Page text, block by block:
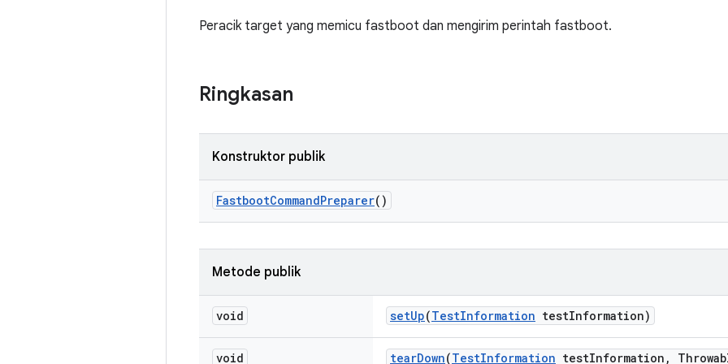
Peracik target yang memicu fastboot dan mengirim perintah fastboot.
Ringkasan
Konstruktor publik
FastbootCommandPreparer()
Metode publik
void setUp(TestInformation testInformation)
void tearDown(TestInformation testInformation ,